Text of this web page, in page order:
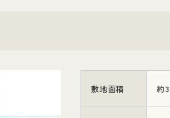
敷地面積 約